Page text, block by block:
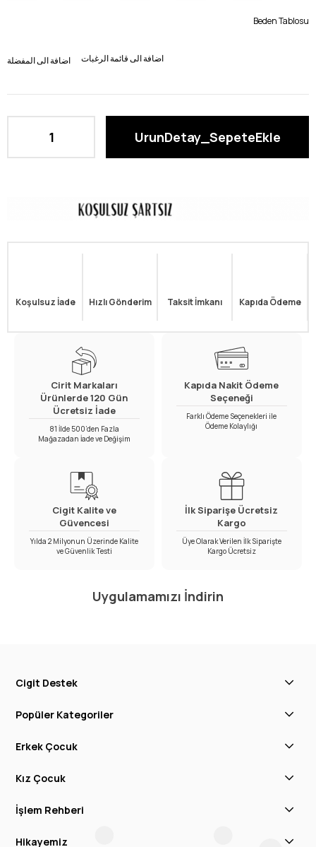
Beden Tablosu
اضافة الى المفضلة اضافة الى قائمة الرغبات
Koşulsuz İade Hızlı Gönderim Taksit İmkanı Kapıda Ödeme
Cirit Markaları
Ürünlerde 120 Gün
Ücretsiz İade
81 İlde 500’den Fazla
Mağazadan İade ve Değişim
Kapıda Nakit Ödeme
Seçeneği
Farklı Ödeme Seçenekleri ile
Ödeme Kolaylığı
Cigit Kalite ve
Güvencesi
Yılda 2 Milyonun Üzerinde Kalite
ve Güvenlik Testi
İlk Siparişe Ücretsiz
Kargo
Üye Olarak Verilen İlk Siparişte
Kargo Ücretsiz
Uygulamamızı İndirin
Cigit Destek
Popüler Kategoriler
Erkek Çocuk
Kız Çocuk
İşlem Rehberi
Hikayemiz